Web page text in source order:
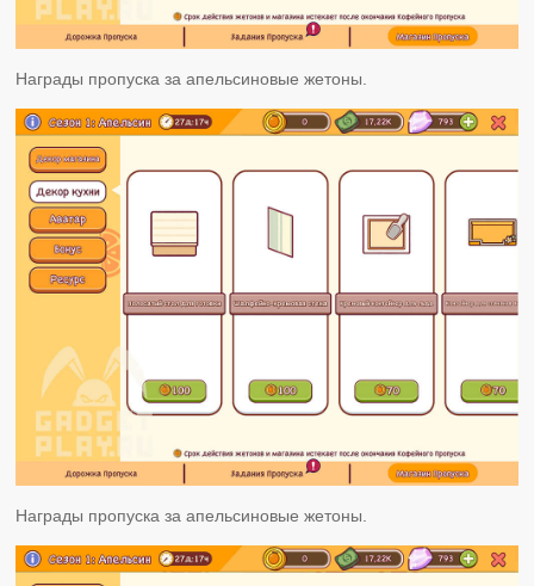
Награды пропуска за апельсиновые жетоны.
Награды пропуска за апельсиновые жетоны.